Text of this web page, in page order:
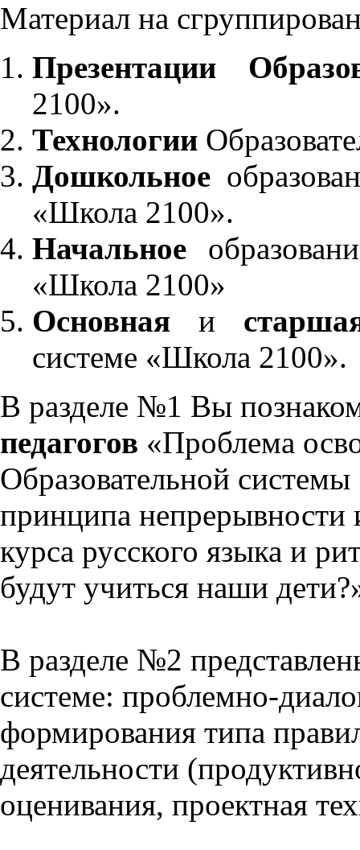
Материал на
Презентации
2100».
Технологии
Дошкольное
«Школа 2100».
Начальное
«Школа 2100»
Основнаяи
системе «Школа 2100».
В разделе №1 Вы
педагогов «Проблема
Образовательной
принципа непрерывности
курса русского языка и
будут учиться наши
В разделе №2
системе: проблемно-
формирования типа
деятельности
оценивания, проектная